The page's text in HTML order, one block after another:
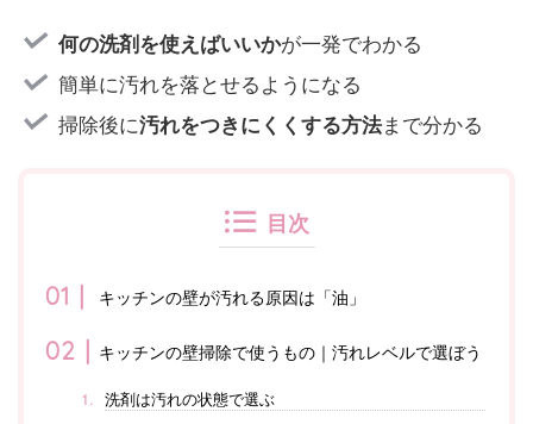
何の洗剤を使えばいいかが一発でわかる
簡単に汚れを落とせるようになる
掃除後に汚れをつきにくくする方法まで分かる
目次
キッチンの壁が汚れる原因は「油」
キッチンの壁掃除で使うもの｜汚れレベルで選ぼう
洗剤は汚れの状態で選ぶ